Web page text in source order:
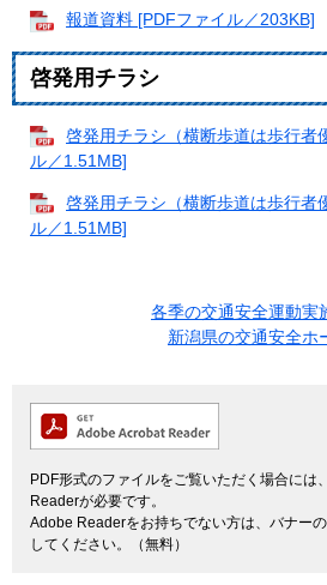
報道資料 [PDFファイル／203KB]
啓発用チラシ
啓発用チラシ（横断歩道は歩行
ル／1.51MB]
啓発用チラシ（横断歩道は歩行
ル／1.51MB]
各季の交通安全運動実
新潟県の交通安全ホ
PDF形式のファイルをご覧いただく場合には
Readerが必要です。
Adobe Readerをお持ちでない方は、バナー
してください。（無料）